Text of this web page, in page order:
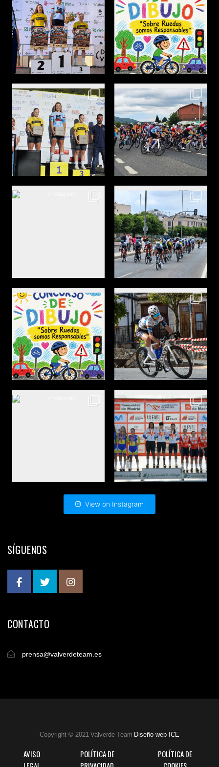
View on Instagram
SÍGUENOS
CONTACTO
prensa@valverdeteam.es
Copyright © 2021 Valverde Team Diseño web ICE
AVISO
POLÍTICA DE
POLÍTICA DE